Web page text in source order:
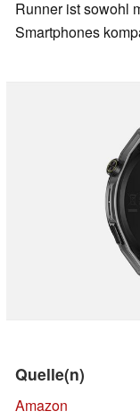
Runner ist sowohl
Smartphones
Quelle(n)
Amazon